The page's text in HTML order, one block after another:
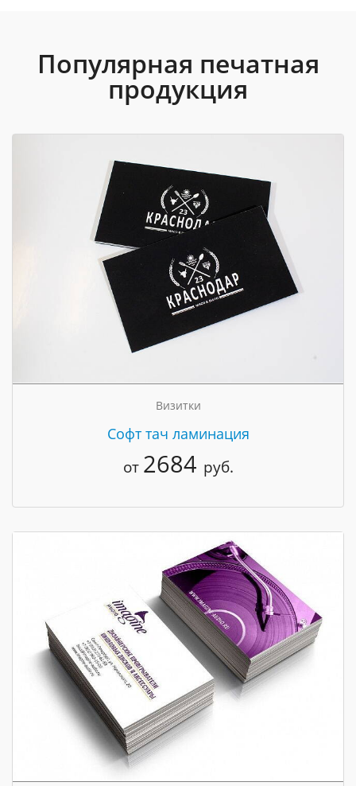
Популярная печатная
продукция
Визитки
Cофт тач ламинация
от 2684 руб.